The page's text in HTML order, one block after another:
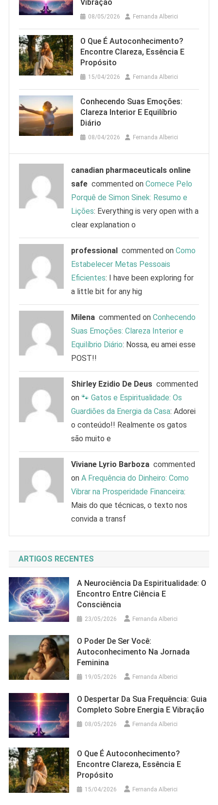
Vibração
08/05/2026 Fernanda Alberici
O Que É Autoconhecimento?
Encontre Clareza, Essência E
Propósito
15/04/2026 Fernanda Alberici
Conhecendo Suas Emoções:
Clareza Interior E Equilíbrio
Diário
08/04/2026 Fernanda Alberici
canadian pharmaceuticals online
safe commented onComece Pelo
Porquê de Simon Sinek: Resumo e
Lições: Everything is very open with a
clear explanation o
professional commented onComo
Estabelecer Metas Pessoais
Eficientes: I have been exploring for
a little bit for any hig
Milena commented onConhecendo
Suas Emoções: Clareza Interior e
Equilíbrio Diário: Nossa, eu amei esse
POST!!
Shirley Ezidio De Deus commented
on🐾 Gatos e Espiritualidade: Os
Guardiões da Energia da Casa: Adorei
o conteúdo!! Realmente os gatos
são muito e
Viviane Lyrio Barboza commented
onA Frequência do Dinheiro: Como
Vibrar na Prosperidade Financeira:
Mais do que técnicas, o texto nos
convida a transf
ARTIGOS RECENTES
A Neurociência Da Espiritualidade: O
Encontro Entre Ciência E
Consciência
23/05/2026 Fernanda Alberici
O Poder De Ser Você:
Autoconhecimento Na Jornada
Feminina
19/05/2026 Fernanda Alberici
O Despertar Da Sua Frequência: Guia
Completo Sobre Energia E Vibração
08/05/2026 Fernanda Alberici
O Que É Autoconhecimento?
Encontre Clareza, Essência E
Propósito
15/04/2026 Fernanda Alberici